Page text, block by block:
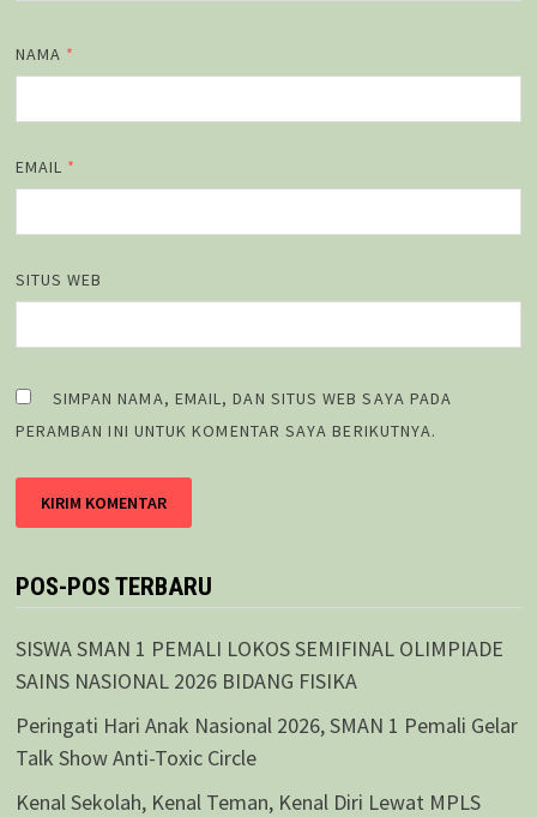
NAMA *
EMAIL *
SITUS WEB
SIMPAN NAMA, EMAIL, DAN SITUS WEB SAYA PADA
PERAMBAN INI UNTUK KOMENTAR SAYA BERIKUTNYA.
POS-POS TERBARU
SISWA SMAN 1 PEMALI LOKOS SEMIFINAL OLIMPIADE
SAINS NASIONAL 2026 BIDANG FISIKA
Peringati Hari Anak Nasional 2026, SMAN 1 Pemali Gelar
Talk Show Anti-Toxic Circle
Kenal Sekolah, Kenal Teman, Kenal Diri Lewat MPLS